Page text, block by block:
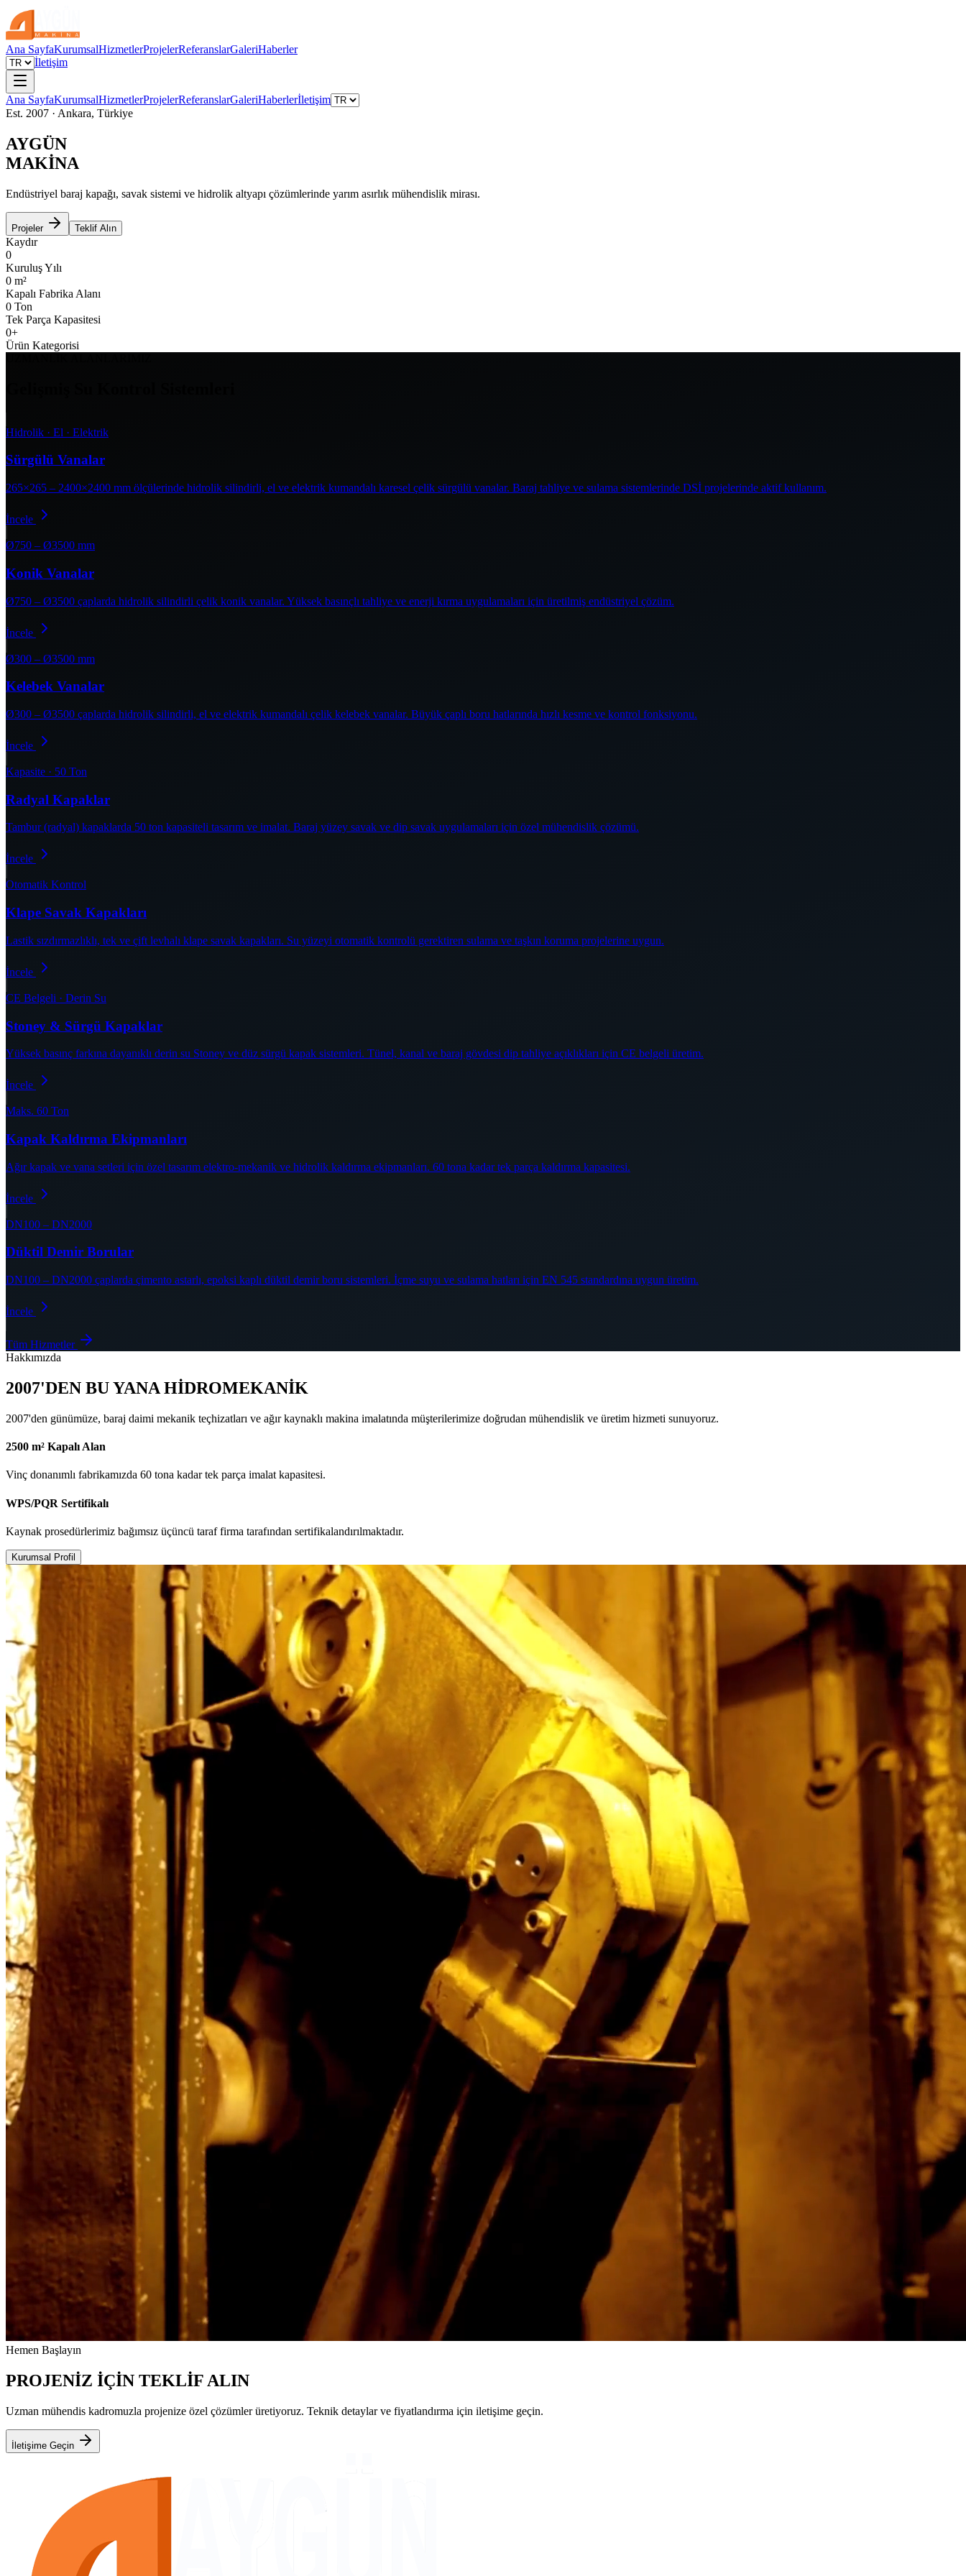
Ana SayfaKurumsalHizmetlerProjelerReferanslarGaleriHaberler
İletişim
Ana SayfaKurumsalHizmetlerProjelerReferanslarGaleriHaberlerİletişim
Est. 2007 · Ankara, Türkiye
AYGÜN
MAKİNA
Endüstriyel baraj kapağı, savak sistemi ve hidrolik altyapı çözümlerinde yarım asırlık mühendislik mirası.
Projeler Teklif Alın
Kaydır
0
Kuruluş Yılı
0 m²
Kapalı Fabrika Alanı
0 Ton
Tek Parça Kapasitesi
0+
Ürün Kategorisi
Hidrolik · El · Elektrik
Sürgülü Vanalar
265×265 – 2400×2400 mm ölçülerinde hidrolik silindirli, el ve elektrik kumandalı karesel çelik sürgülü vanalar. Baraj tahliye ve sulama sistemlerinde DSİ projelerinde aktif kullanım.
İncele
Ø750 – Ø3500 mm
Konik Vanalar
Ø750 – Ø3500 çaplarda hidrolik silindirli çelik konik vanalar. Yüksek basınçlı tahliye ve enerji kırma uygulamaları için üretilmiş endüstriyel çözüm.
İncele
Ø300 – Ø3500 mm
Kelebek Vanalar
Ø300 – Ø3500 çaplarda hidrolik silindirli, el ve elektrik kumandalı çelik kelebek vanalar. Büyük çaplı boru hatlarında hızlı kesme ve kontrol fonksiyonu.
İncele
Kapasite · 50 Ton
Radyal Kapaklar
Tambur (radyal) kapaklarda 50 ton kapasiteli tasarım ve imalat. Baraj yüzey savak ve dip savak uygulamaları için özel mühendislik çözümü.
İncele
Otomatik Kontrol
Klape Savak Kapakları
Lastik sızdırmazlıklı, tek ve çift levhalı klape savak kapakları. Su yüzeyi otomatik kontrolü gerektiren sulama ve taşkın koruma projelerine uygun.
İncele
CE Belgeli · Derin Su
Stoney & Sürgü Kapaklar
Yüksek basınç farkına dayanıklı derin su Stoney ve düz sürgü kapak sistemleri. Tünel, kanal ve baraj gövdesi dip tahliye açıklıkları için CE belgeli üretim.
İncele
Maks. 60 Ton
Kapak Kaldırma Ekipmanları
Ağır kapak ve vana setleri için özel tasarım elektro-mekanik ve hidrolik kaldırma ekipmanları. 60 tona kadar tek parça kaldırma kapasitesi.
İncele
DN100 – DN2000
Düktil Demir Borular
DN100 – DN2000 çaplarda çimento astarlı, epoksi kaplı düktil demir boru sistemleri. İçme suyu ve sulama hatları için EN 545 standardına uygun üretim.
İncele
Tüm Hizmetler
Hakkımızda
2007'DEN BU YANA HİDROMEKANİK
2007'den günümüze, baraj daimi mekanik teçhizatları ve ağır kaynaklı makina imalatında müşterilerimize doğrudan mühendislik ve üretim hizmeti sunuyoruz.
2500 m² Kapalı Alan
Vinç donanımlı fabrikamızda 60 tona kadar tek parça imalat kapasitesi.
WPS/PQR Sertifikalı
Kaynak prosedürlerimiz bağımsız üçüncü taraf firma tarafından sertifikalandırılmaktadır.
Kurumsal Profil
Hemen Başlayın
PROJENİZ İÇİN TEKLİF ALIN
Uzman mühendis kadromuzla projenize özel çözümler üretiyoruz. Teknik detaylar ve fiyatlandırma için iletişime geçin.
İletişime Geçin